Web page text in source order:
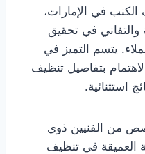
في الإمارات،
في تحقيق
يتسم التميز في
بتفاصيل تنظيف
استثنائية.
من الفنيين ذوي
العميقة في تنظيف